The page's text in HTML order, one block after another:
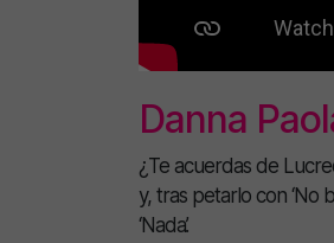
Danna
¿Te acuerdas de
y, tras petarlo con ‘No
‘Nada’.